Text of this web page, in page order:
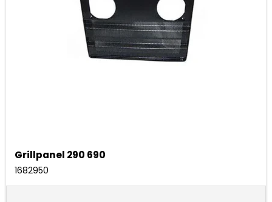
Grillpanel 290 690
1682950